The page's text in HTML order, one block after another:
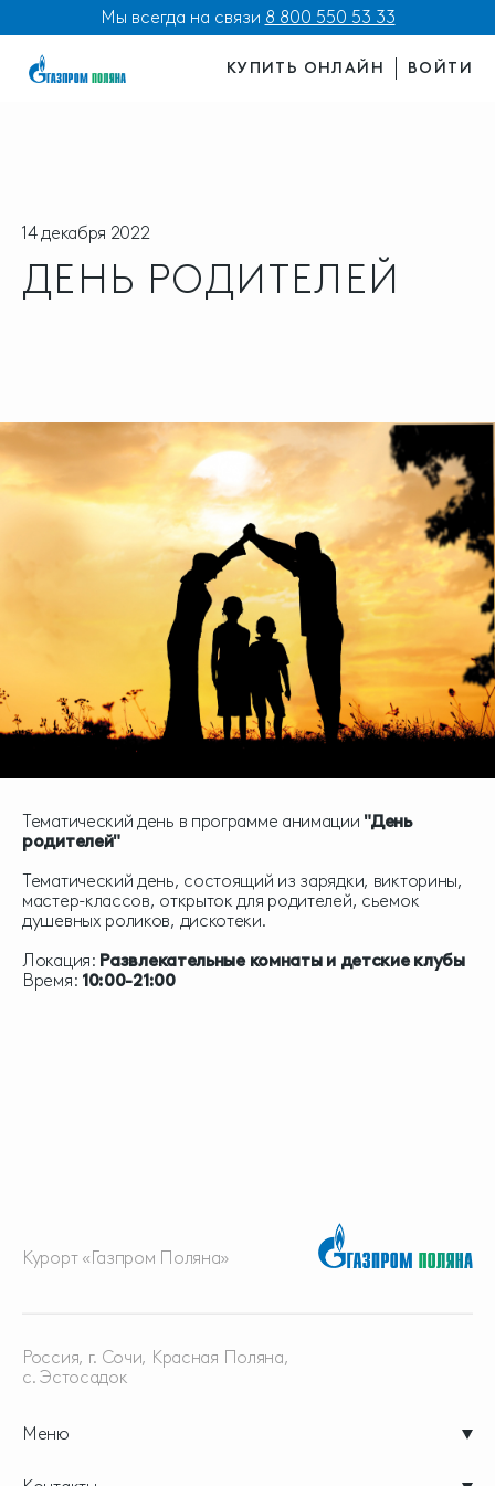
Мы всегда на связи 8 800 550 53 33
КУПИТЬ ОНЛАЙН ВОЙТИ
14 декабря 2022
ДЕНЬ РОДИТЕЛЕЙ
Тематический день в программе анимации "День
родителей"
Тематический день, состоящий из зарядки, викторины,
мастер-классов, открыток для родителей, сьемок
душевных роликов, дискотеки.
Локация: Развлекательные комнаты и детские клубы
Время: 10:00-21:00
Курорт «Газпром Поляна»
Меню
Россия, г. Сочи, Красная Поляна,
с. Эстосадок